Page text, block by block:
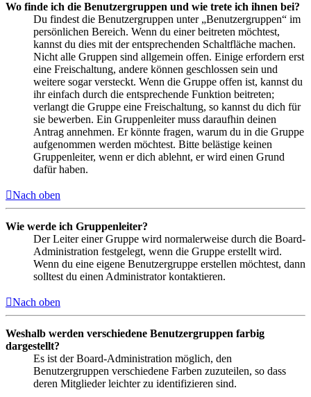
Wo finde ich die Benutzergruppen und wie trete ich ihnen bei?
Du findest die Benutzergruppen unter „Benutzergruppen“ im
persönlichen Bereich. Wenn du einer beitreten möchtest,
kannst du dies mit der entsprechenden Schaltfläche machen.
Nicht alle Gruppen sind allgemein offen. Einige erfordern erst
eine Freischaltung, andere können geschlossen sein und
weitere sogar versteckt. Wenn die Gruppe offen ist, kannst du
ihr einfach durch die entsprechende Funktion beitreten;
verlangt die Gruppe eine Freischaltung, so kannst du dich für
sie bewerben. Ein Gruppenleiter muss daraufhin deinen
Antrag annehmen. Er könnte fragen, warum du in die Gruppe
aufgenommen werden möchtest. Bitte belästige keinen
Gruppenleiter, wenn er dich ablehnt, er wird einen Grund
dafür haben.
Nach oben
Wie werde ich Gruppenleiter?
Der Leiter einer Gruppe wird normalerweise durch die Board-
Administration festgelegt, wenn die Gruppe erstellt wird.
Wenn du eine eigene Benutzergruppe erstellen möchtest, dann
solltest du einen Administrator kontaktieren.
Nach oben
Weshalb werden verschiedene Benutzergruppen farbig
dargestellt?
Es ist der Board-Administration möglich, den
Benutzergruppen verschiedene Farben zuzuteilen, so dass
deren Mitglieder leichter zu identifizieren sind.